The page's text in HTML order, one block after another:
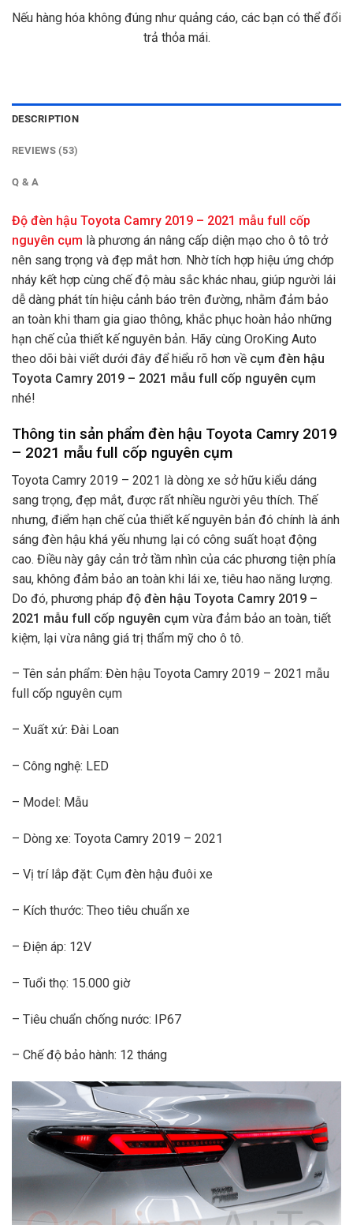
Nếu hàng hóa không đúng như quảng cáo, các bạn có thể đổi
trả thỏa mái.
DESCRIPTION
REVIEWS (53)
Q & A
Độ đèn hậu Toyota Camry 2019 – 2021 mẫu full cốp
nguyên cụm là phương án nâng cấp diện mạo cho ô tô trở
nên sang trọng và đẹp mắt hơn. Nhờ tích hợp hiệu ứng chớp
nháy kết hợp cùng chế độ màu sắc khác nhau, giúp người lái
dễ dàng phát tín hiệu cảnh báo trên đường, nhằm đảm bảo
an toàn khi tham gia giao thông, khắc phục hoàn hảo những
hạn chế của thiết kế nguyên bản. Hãy cùng OroKing Auto
theo dõi bài viết dưới đây để hiểu rõ hơn về cụm đèn hậu
Toyota Camry 2019 – 2021 mẫu full cốp nguyên cụm
nhé!
Thông tin sản phẩm đèn hậu Toyota Camry 2019
– 2021 mẫu full cốp nguyên cụm
Toyota Camry 2019 – 2021 là dòng xe sở hữu kiểu dáng
sang trọng, đẹp mắt, được rất nhiều người yêu thích. Thế
nhưng, điểm hạn chế của thiết kế nguyên bản đó chính là ánh
sáng đèn hậu khá yếu nhưng lại có công suất hoạt động
cao. Điều này gây cản trở tầm nhìn của các phương tiện phía
sau, không đảm bảo an toàn khi lái xe, tiêu hao năng lượng.
Do đó, phương pháp độ đèn hậu Toyota Camry 2019 –
2021 mẫu full cốp nguyên cụm vừa đảm bảo an toàn, tiết
kiệm, lại vừa nâng giá trị thẩm mỹ cho ô tô.
– Tên sản phẩm: Đèn hậu Toyota Camry 2019 – 2021 mẫu
full cốp nguyên cụm
– Xuất xứ: Đài Loan
– Công nghệ: LED
– Model: Mẫu
– Dòng xe: Toyota Camry 2019 – 2021
– Vị trí lắp đặt: Cụm đèn hậu đuôi xe
– Kích thước: Theo tiêu chuẩn xe
– Điện áp: 12V
– Tuổi thọ: 15.000 giờ
– Tiêu chuẩn chống nước: IP67
– Chế độ bảo hành: 12 tháng